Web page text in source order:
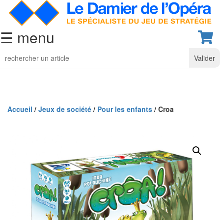
☰ menu
Jeu
d’Echecs
collection
Pièces
d’échecs
classiques
Coffrets
Accueil / Jeux de société / Pour les enfants / Croa